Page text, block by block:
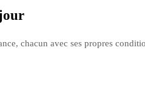
chacun avec ses propres